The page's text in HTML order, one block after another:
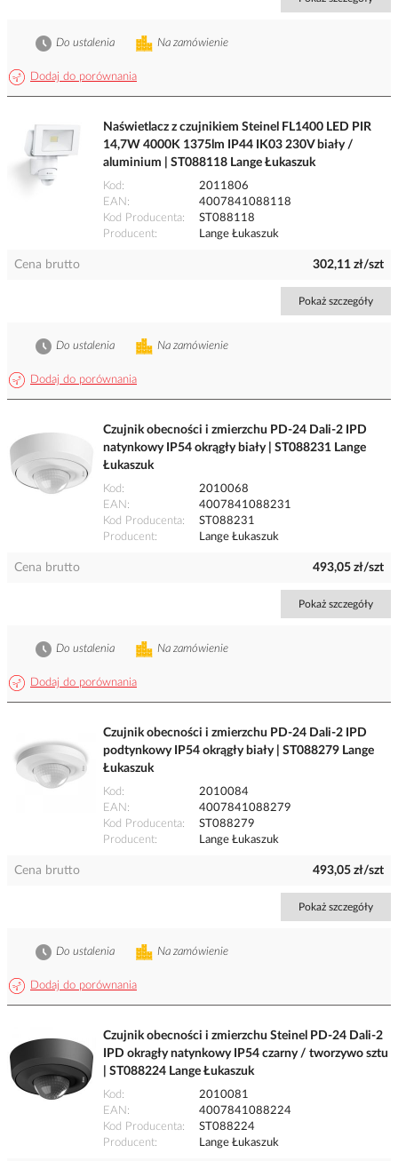
Dodaj do porównania
Na zamówienie
Do ustalenia
Naświetlacz z czujnikiem Steinel FL1400 LED PIR
14,7W 4000K 1375lm IP44 IK03 230V biały /
aluminium | ST088118 Lange Łukaszuk
Kod
2011806
EAN
4007841088118
Kod Producenta
ST088118
Producent
Lange Łukaszuk
Cena brutto 302,11 zł/szt
Pokaż szczegóły
Dodaj do porównania
Na zamówienie
Do ustalenia
Czujnik obecności i zmierzchu PD-24 Dali-2 IPD
natynkowy IP54 okrągły biały | ST088231 Lange
Łukaszuk
Kod
2010068
EAN
4007841088231
Kod Producenta
ST088231
Producent
Lange Łukaszuk
Cena brutto 493,05 zł/szt
Pokaż szczegóły
Dodaj do porównania
Na zamówienie
Do ustalenia
Czujnik obecności i zmierzchu PD-24 Dali-2 IPD
podtynkowy IP54 okrągły biały | ST088279 Lange
Łukaszuk
Kod
2010084
EAN
4007841088279
Kod Producenta
ST088279
Producent
Lange Łukaszuk
Cena brutto 493,05 zł/szt
Pokaż szczegóły
Dodaj do porównania
Na zamówienie
Do ustalenia
Czujnik obecności i zmierzchu Steinel PD-24 Dali-2
IPD okragły natynkowy IP54 czarny / tworzywo sztu
| ST088224 Lange Łukaszuk
Kod
2010081
EAN
4007841088224
Kod Producenta
ST088224
Producent
Lange Łukaszuk